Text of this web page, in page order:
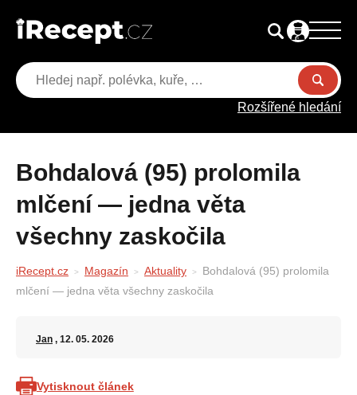
Rozšířené hledání
Bohdalová (95) prolomila
mlčení — jedna věta
všechny zaskočila
iRecept.cz Magazín Aktuality
Bohdalová (95) prolomila
mlčení — jedna věta všechny zaskočila
Jan , 12. 05. 2026
Vytisknout článek